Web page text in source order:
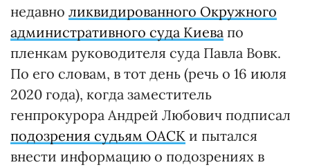
недавно ликвидированного Окружного
административного суда Киева по
пленкам руководителя суда Павла Вовк.
По его словам, в тот день (речь о 16 июля
2020 года), когда заместитель
генпрокурора Андрей Любович подписал
подозрения судьям ОАСК и пытался
внести информацию о подозрениях в